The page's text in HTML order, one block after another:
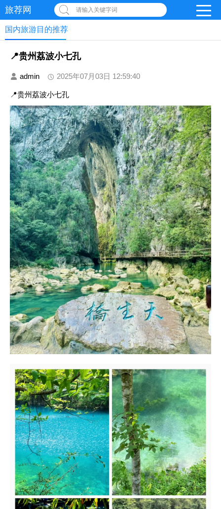
旅荐网 请输入关键字词
国内旅游目的推荐
📍贵州荔波小七孔
admin 2025年07月03日 12:59:40
📍贵州荔波小七孔